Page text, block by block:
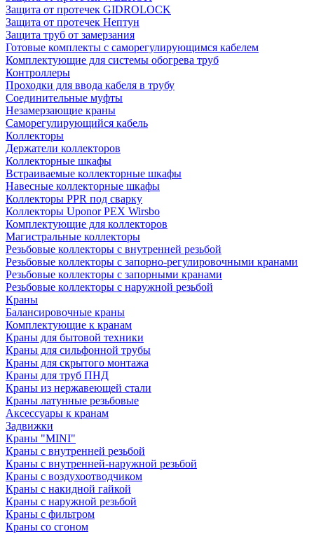
Защита от протечек GIDROLOCK
Защита от протечек Нептун
Защита труб от замерзания
Готовые комплекты с саморегулирующимся кабелем
Комплектующие для системы обогрева труб
Контроллеры
Проходки для ввода кабеля в трубу
Соединительные муфты
Незамерзающие краны
Саморегулирующийся кабель
Коллекторы
Держатели коллекторов
Коллекторные шкафы
Встраиваемые коллекторные шкафы
Навесные коллекторные шкафы
Коллекторы PPR под сварку
Коллекторы Uponor PEX Wirsbo
Комплектующие для коллекторов
Магистральные коллекторы
Резьбовые коллекторы с внутренней резьбой
Резьбовые коллекторы с запорно-регулировочными кранами
Резьбовые коллекторы с запорными кранами
Резьбовые коллекторы с наружной резьбой
Краны
Балансировочные краны
Комплектующие к кранам
Краны для бытовой техники
Краны для сильфонной трубы
Краны для скрытого монтажа
Краны для труб ПНД
Краны из нержавеющей стали
Краны латунные резьбовые
Аксессуары к кранам
Задвижки
Краны "MINI"
Краны с внутренней резьбой
Краны с внутренней-наружной резьбой
Краны с воздухоотводчиком
Краны с накидной гайкой
Краны с наружной резьбой
Краны с фильтром
Краны со сгоном